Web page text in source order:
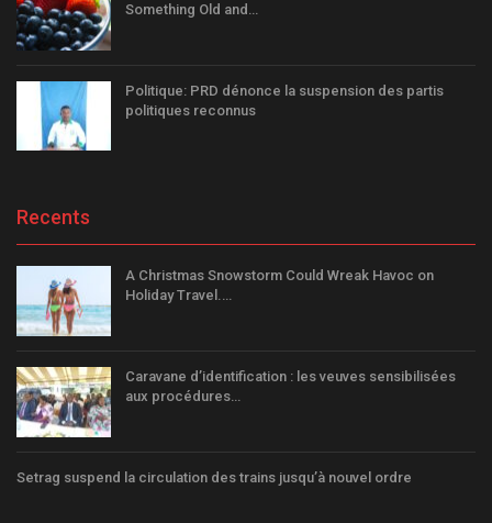
Something Old and…
Politique: PRD dénonce la suspension des partis
politiques reconnus
Recents
A Christmas Snowstorm Could Wreak Havoc on
Holiday Travel.…
Caravane d’identification : les veuves sensibilisées
aux procédures…
Setrag suspend la circulation des trains jusqu’à nouvel ordre